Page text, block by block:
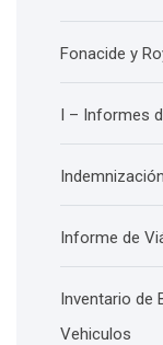
Fonacide y
I – Informes
Informe de
Inventario de
Vehiculos